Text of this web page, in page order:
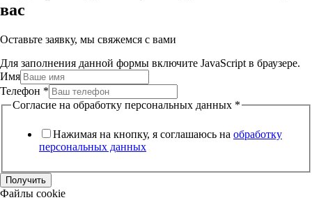
вас
Оставьте заявку, мы свяжемся с вами
Для заполнения данной формы включите JavaScript в браузере.
Имя
Телефон *
Согласие на обработку персональных данных *
Нажимая на кнопку, я соглашаюсь на обработку
персональных данных
Получить
Файлы cookie